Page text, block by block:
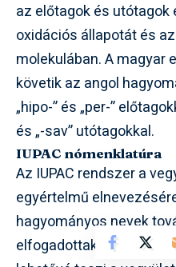
az előtagok és
oxidációs állapotát és
molekulában. A magyar
követik az angol
„hipo-” és „per-”
és „-sav” utótagokkal.
IUPAC nómenklatúra
Az IUPAC rendszer a
egyértelmű
hagyományos nevek
elfogadottak és